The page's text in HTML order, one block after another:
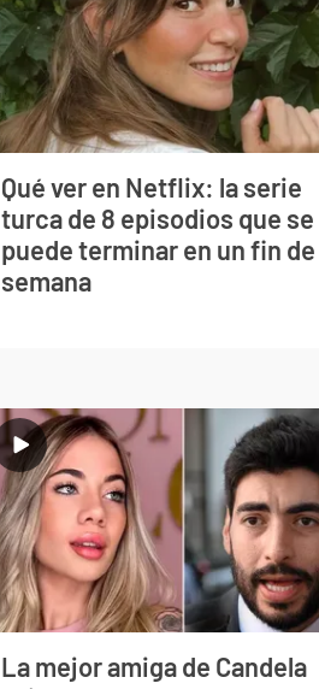
Qué ver en Netflix: la serie
turca de 8 episodios que se
puede terminar en un fin de
semana
La mejor amiga de Candela